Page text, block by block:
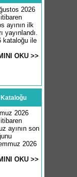
2026
ayının ilk
yayınlandı.
kataloğu ile
OKU >>
2026
ayının son
2026
OKU >>